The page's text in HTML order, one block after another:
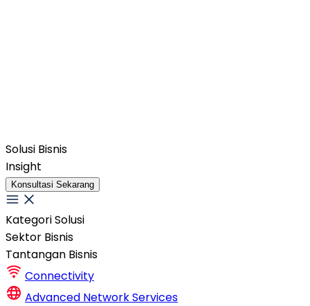
Solusi Bisnis
Insight
Konsultasi Sekarang
Kategori Solusi
Sektor Bisnis
Tantangan Bisnis
Connectivity
Advanced Network Services